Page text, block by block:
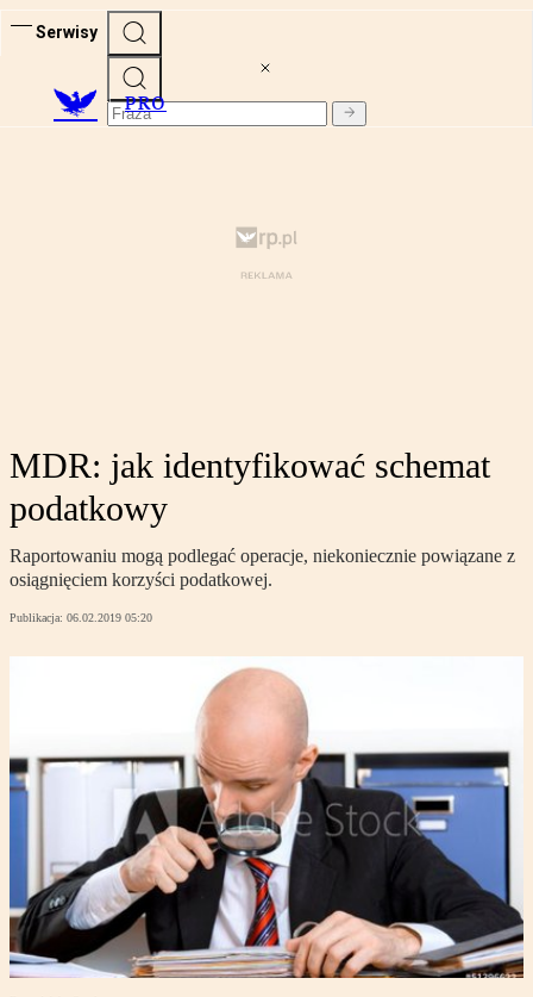
Serwisy
PRO
MDR: jak identyfikować schemat
podatkowy
Raportowaniu mogą podlegać operacje, niekoniecznie powiązane z
osiągnięciem korzyści podatkowej.
Publikacja: 06.02.2019 05:20